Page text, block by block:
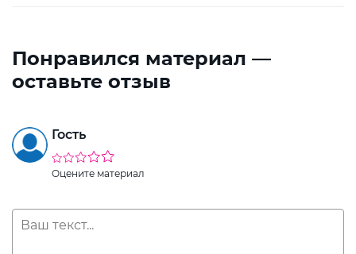
Понравился материал —
оставьте отзыв
Гость
Оцените материал